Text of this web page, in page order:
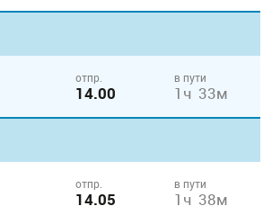
отпр.
14.00
в пути
1ч 33м
отпр.
14.05
в пути
1ч 38м